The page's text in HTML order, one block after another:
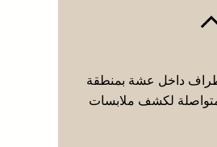
داخل عشة بمنطقة
متواصلة لكشف ملابسات